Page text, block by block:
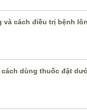
và cách điều trị bệnh
cách dùng thuốc đặt